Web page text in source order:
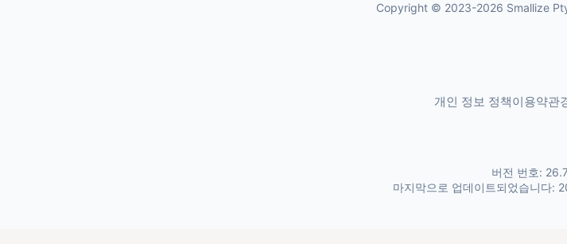
Copyright © 2023-2026 Smallize
개인 정보 정책이용약관
버전 번호:
마지막으로 업데이트되었습니다: